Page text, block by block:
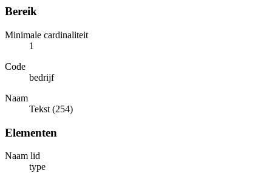
Bereik
Minimale cardinaliteit
1
Code
bedrijf
Naam
Tekst (254)
Elementen
Naam lid
type